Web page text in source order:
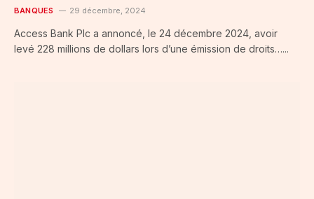
BANQUES 29 décembre, 2024
Access Bank Plc a annoncé, le 24 décembre 2024, avoir
levé 228 millions de dollars lors d’une émission de droits…...